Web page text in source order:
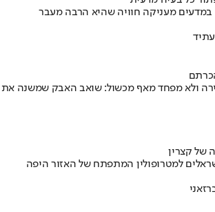
מעניקה חוויה שהיא הרבה מעבר
ולא מפחד מאף מכשול: שואב האבק שמשנה את
של קצרין
למטרופולין המתפתח של האזור היפה